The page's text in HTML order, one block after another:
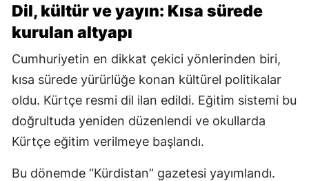
Dil, kültür ve yayın: Kısa sürede
kurulan altyapı
Cumhuriyetin en dikkat çekici yönlerinden biri,
kısa sürede yürürlüğe konan kültürel politikalar
oldu. Kürtçe resmi dil ilan edildi. Eğitim sistemi bu
doğrultuda yeniden düzenlendi ve okullarda
Kürtçe eğitim verilmeye başlandı.
Bu dönemde “Kürdistan” gazetesi yayımlandı.